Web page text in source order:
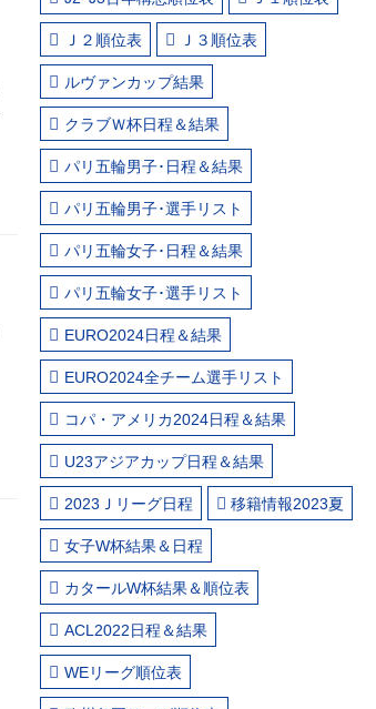
Ｊ２順位表 Ｊ３順位表
ルヴァンカップ結果
クラブＷ杯日程＆結果
パリ五輪男子･日程＆結果
パリ五輪男子･選手リスト
パリ五輪女子･日程＆結果
パリ五輪女子･選手リスト
EURO2024日程＆結果
EURO2024全チーム選手リスト
コパ・アメリカ2024日程＆結果
U23アジアカップ日程＆結果
2023Ｊリーグ日程 移籍情報2023夏
女子W杯結果＆日程
カタールW杯結果＆順位表
ACL2022日程＆結果
WEリーグ順位表